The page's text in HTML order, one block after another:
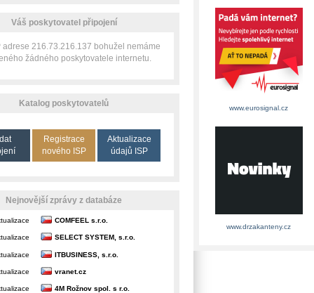
Váš poskytovatel připojení
adrese 216.73.216.137 bohužel nemáme
žádného poskytovatele internetu.
Katalog poskytovatelů
Registrace
nového ISP
Aktualizace
údajů ISP
Nejnovější zprávy z databáze
COMFEEL s.r.o.
SELECT SYSTEM, s.r.o.
ITBUSINESS, s.r.o.
vranet.cz
4M Rožnov spol. s r.o.
www.eurosignal.cz
www.drzakanteny.cz